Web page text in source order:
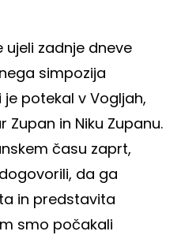
zadnje dneve
simpozija
je potekal v Vogljah,
in Niku Zupanu.
času zaprt,
da ga
in predstavita
smo počakali